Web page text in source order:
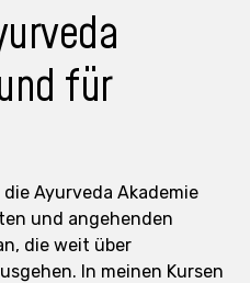
für
Ayurveda Akademie
und angehenden
die weit über
In meinen Kursen